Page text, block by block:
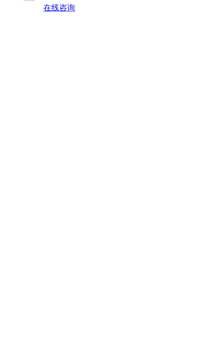
在线咨询